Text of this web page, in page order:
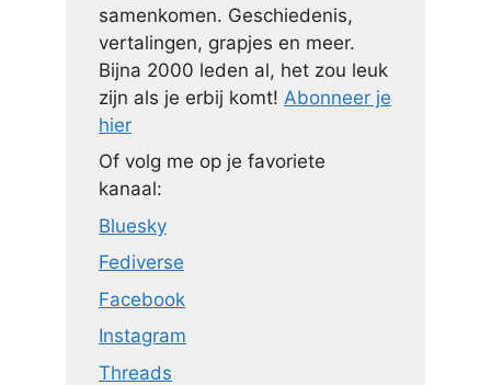
samenkomen. Geschiedenis,
vertalingen, grapjes en meer.
Bijna 2000 leden al, het zou leuk
zijn als je erbij komt! Abonneer je
hier
Of volg me op je favoriete
kanaal:
Bluesky
Fediverse
Facebook
Instagram
Threads